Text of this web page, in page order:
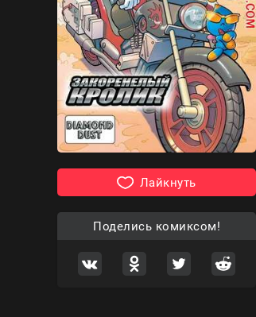
Лайкнуть
Поделись комиксом!